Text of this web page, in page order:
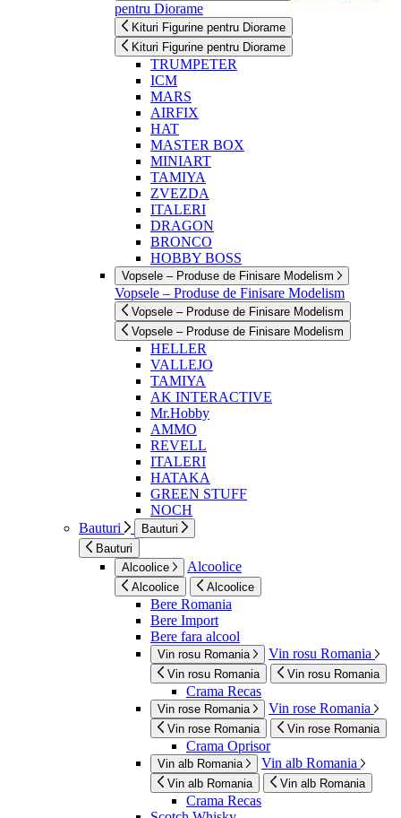
pentru Diorame
Kituri Figurine pentru Diorame
Kituri Figurine pentru Diorame
TRUMPETER
ICM
MARS
AIRFIX
HAT
MASTER BOX
MINIART
TAMIYA
ZVEZDA
ITALERI
DRAGON
BRONCO
HOBBY BOSS
Vopsele – Produse de Finisare Modelism
Vopsele – Produse de Finisare Modelism
Vopsele – Produse de Finisare Modelism
Vopsele – Produse de Finisare Modelism
HELLER
VALLEJO
TAMIYA
AK INTERACTIVE
Mr.Hobby
AMMO
REVELL
ITALERI
HATAKA
GREEN STUFF
NOCH
Bauturi
Bauturi
Bauturi
Alcoolice
Alcoolice
Alcoolice Alcoolice
Bere Romania
Bere Import
Bere fara alcool
Vin rosu Romania Vin rosu Romania
Vin rosu Romania Vin rosu Romania
Crama Recas
Vin rose Romania Vin rose Romania
Vin rose Romania Vin rose Romania
Crama Oprisor
Vin alb Romania Vin alb Romania
Vin alb Romania Vin alb Romania
Crama Recas